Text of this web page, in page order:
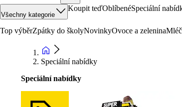
Všechny kategorie
Koupit teďOblíbenéSpeciální
Top výběrZpátky do školyNovinkyOvoce a zelenina
Speciální nabídky
Speciální nabídky